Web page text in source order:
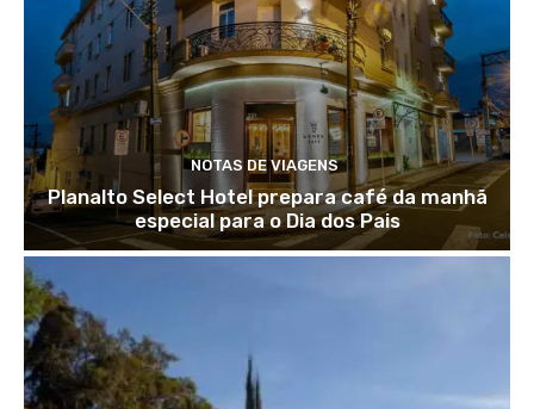
NOTAS DE VIAGENS
Planalto Select Hotel prepara café da manhã
especial para o Dia dos Pais